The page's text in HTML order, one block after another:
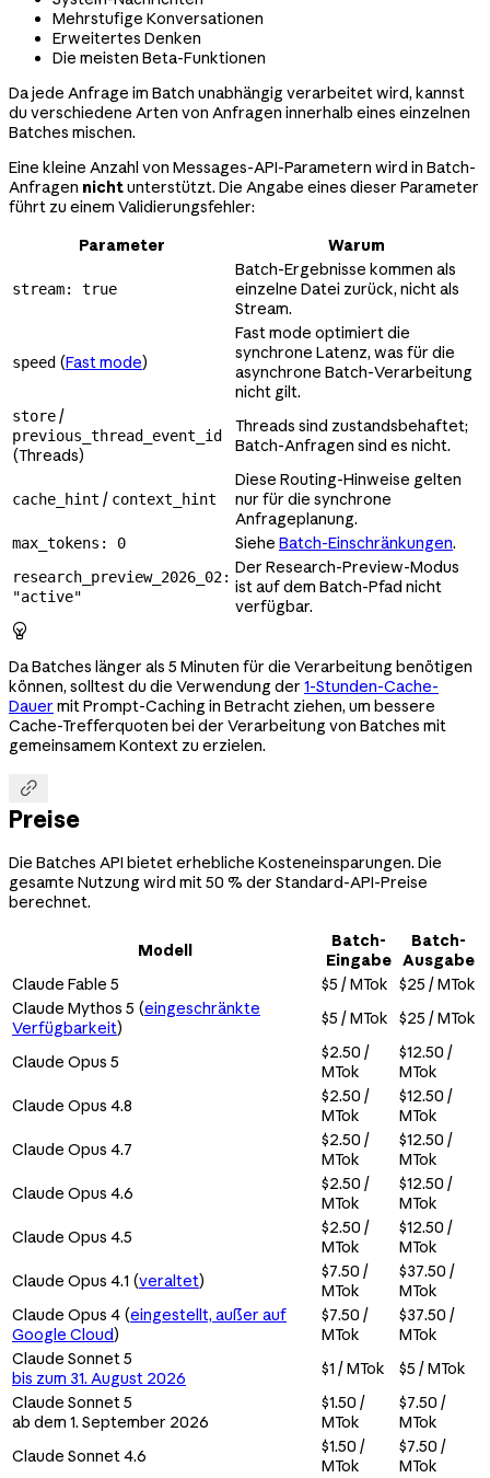
Mehrstufige Konversationen
Erweitertes Denken
Die meisten Beta-Funktionen
Da jede Anfrage im Batch unabhängig verarbeitet wird, kannst
du verschiedene Arten von Anfragen innerhalb eines einzelnen
Batches mischen.
Eine kleine Anzahl von Messages-API-Parametern wird in Batch-
Anfragen nichtunterstützt. Die Angabe eines dieser Parameter
führt zu einem Validierungsfehler:
Parameter
Warum
stream: true
Batch-Ergebnisse kommen als
einzelne Datei zurück, nicht als
Stream.
speed (Fast mode)
Fast mode optimiert die
synchrone Latenz, was für die
asynchrone Batch-Verarbeitung
nicht gilt.
store/
previous_thread_event_id
(Threads)
Threads sind zustandsbehaftet;
Batch-Anfragen sind es nicht.
cache_hint / context_hint
Diese Routing-Hinweise gelten
nur für die synchrone
Anfrageplanung.
max_tokens: 0 Siehe Batch-Einschränkungen.
research_preview_2026_02:
"active"
Der Research-Preview-Modus
ist auf dem Batch-Pfad nicht
verfügbar.

Da Batches länger als 5 Minuten für die Verarbeitung benötigen
können, solltest du die Verwendung der 1-Stunden-Cache-
Dauer mit Prompt-Caching in Betracht ziehen, um bessere
Cache-Trefferquoten bei der Verarbeitung von Batches mit
gemeinsamem Kontext zu erzielen.

Preise
Die Batches API bietet erhebliche Kosteneinsparungen. Die
gesamte Nutzung wird mit 50 % der Standard-API-Preise
berechnet.
Modell
Batch-
Eingabe
Batch-
Ausgabe
Claude Fable 5
$5 / MTok
$25 / MTok
Claude Mythos 5 (eingeschränkte
Verfügbarkeit) $5 / MTok $25 / MTok
Claude Opus 5
$2.50 /
MTok
$12.50 /
MTok
Claude Opus 4.8
$2.50 /
MTok
$12.50 /
MTok
Claude Opus 4.7
$2.50 /
MTok
$12.50 /
MTok
Claude Opus 4.6
$2.50 /
MTok
$12.50 /
MTok
Claude Opus 4.5
$2.50 /
MTok
$12.50 /
MTok
Claude Opus 4.1 (veraltet)
$7.50 /
MTok
$37.50 /
MTok
Claude Opus 4 (eingestellt, außer auf
Google Cloud)
$7.50 /
MTok
$37.50 /
MTok
Claude Sonnet 5
bis zum 31. August 2026
$1 / MTok
$5 / MTok
Claude Sonnet 5
ab dem 1. September 2026
$1.50 /
MTok
$7.50 /
MTok
Claude Sonnet 4.6
$1.50 /
MTok
$7.50 /
MTok